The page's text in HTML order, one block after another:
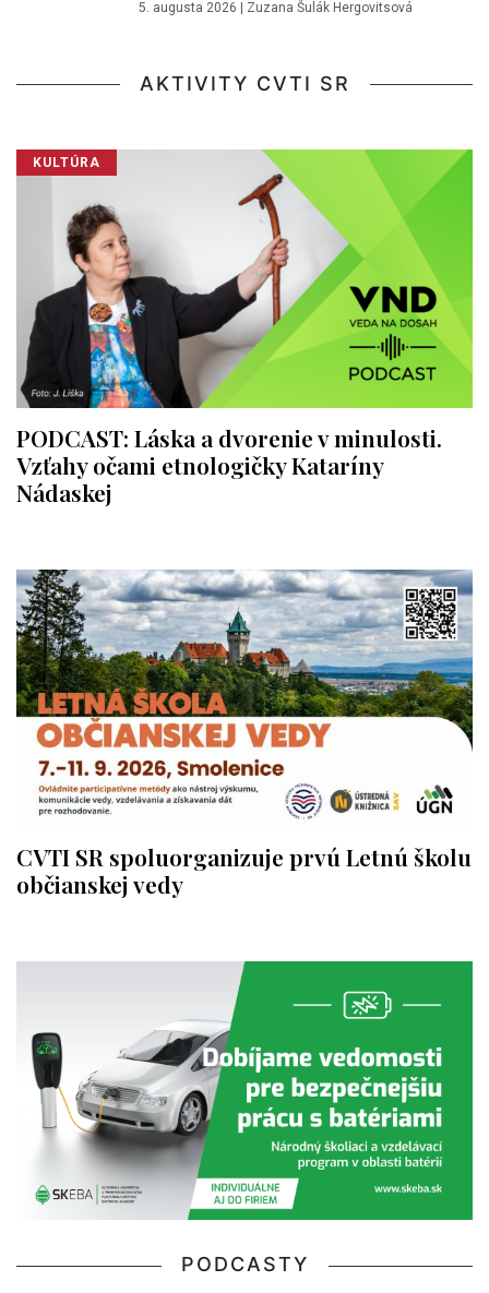
5. augusta 2026 | Zuzana Šulák Hergovitsová
AKTIVITY CVTI SR
KULTÚRA
PODCAST: Láska a dvorenie v minulosti.
Vzťahy očami etnologičky Kataríny
Nádaskej
CVTI SR spoluorganizuje prvú Letnú školu
občianskej vedy
PODCASTY